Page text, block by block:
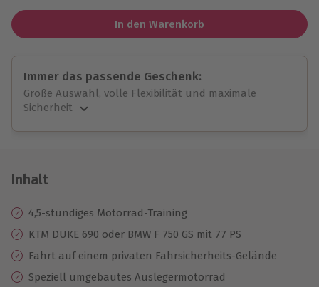
In den Warenkorb
Immer das passende Geschenk:
Große Auswahl, volle Flexibilität und maximale
Sicherheit
Jeder Gutschein für alle Erlebnisse einlösbar.
10 Jahre gültig & verlängerbar.
Inhalt
4,5-stündiges Motorrad-Training
KTM DUKE 690 oder BMW F 750 GS mit 77 PS
Fahrt auf einem privaten Fahrsicherheits-Gelände
Speziell umgebautes Auslegermotorrad